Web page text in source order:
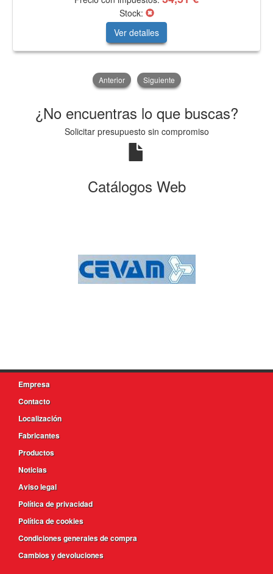
Stock:
Ver detalles
Anterior Siguiente
¿No encuentras lo que buscas?
Solicitar presupuesto sin compromiso
Catálogos Web
Empresa
Contacto
Localización
Fabricantes
Productos
Noticias
Aviso legal
Política de privacidad
Política de cookies
Condiciones generales de compra
Cambios y devoluciones